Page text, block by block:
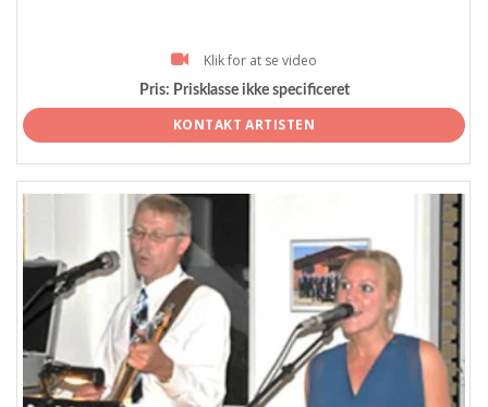
Klik for at se video
Pris: Prisklasse ikke specificeret
KONTAKT ARTISTEN